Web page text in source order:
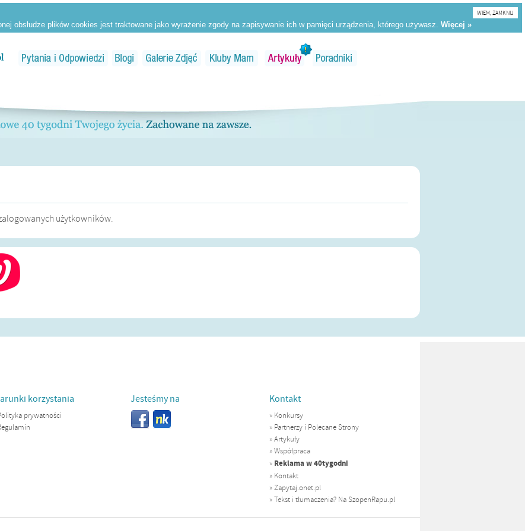
WIEM, ZAMKNIJ
użytkowników.
korzystania
prywatności
Jesteśmy na Kontakt
» Konkursy
» Partnerzy i Polecane Strony
»Artykuły
»Współpraca
» Reklama w 40tygodni
» Kontakt
»Zapytaj.onet.pl
»Tekst i tłumaczenia? Na SzopenRapu.pl